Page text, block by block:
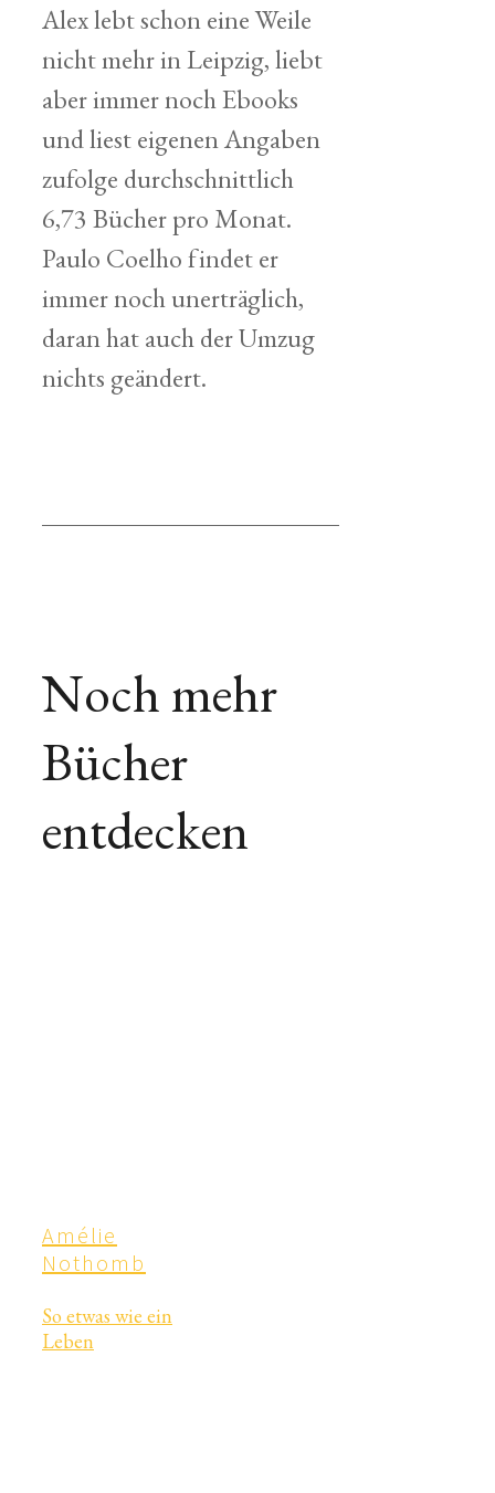
Alex lebt schon eine Weile
nicht mehr in Leipzig, liebt
aber immer noch Ebooks
und liest eigenen Angaben
zufolge durchschnittlich
6,73 Bücher pro Monat.
Paulo Coelho findet er
immer noch unerträglich,
daran hat auch der Umzug
nichts geändert.
Noch mehr
Bücher
entdecken
Amélie
Nothomb
So etwas wie ein
Leben